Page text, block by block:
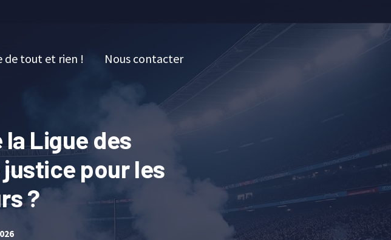
de tout et rien ! Nous contacter
Ligue des
pour les
?